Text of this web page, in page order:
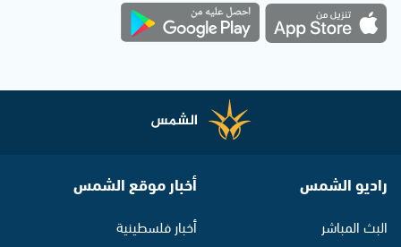
راديو الشمس
البث المباشر
أخبار موقع الشمس
أخبار فلسطينية